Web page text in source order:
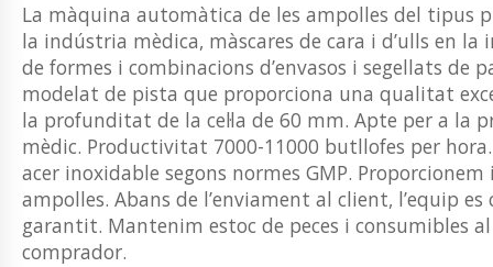
La màquina automàtica de les ampolles del tipus
la indústria mèdica, màscares de cara i d’ulls en
de formes i combinacions d’envasos i segellats
modelat de pista que proporciona una qualitat
la profunditat de la cel·la de 60 mm. Apte per a la
mèdic. Productivitat 7000-11000 butllofes per
acer inoxidable segons normes GMP.
ampolles. Abans de l’enviament al client, l’equip
garantit. Mantenim estoc de peces i consumibles
comprador.